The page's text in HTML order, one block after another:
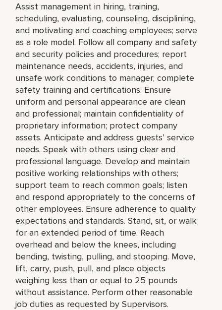
Assist management in hiring, training,
scheduling, evaluating, counseling, disciplining,
and motivating and coaching employees; serve
as a role model. Follow all company and safety
and security policies and procedures; report
maintenance needs, accidents, injuries, and
unsafe work conditions to manager; complete
safety training and certifications. Ensure
uniform and personal appearance are clean
and professional; maintain confidentiality of
proprietary information; protect company
assets. Anticipate and address guests’ service
needs. Speak with others using clear and
professional language. Develop and maintain
positive working relationships with others;
support team to reach common goals; listen
and respond appropriately to the concerns of
other employees. Ensure adherence to quality
expectations and standards. Stand, sit, or walk
for an extended period of time. Reach
overhead and below the knees, including
bending, twisting, pulling, and stooping. Move,
lift, carry, push, pull, and place objects
weighing less than or equal to 25 pounds
without assistance. Perform other reasonable
job duties as requested by Supervisors.